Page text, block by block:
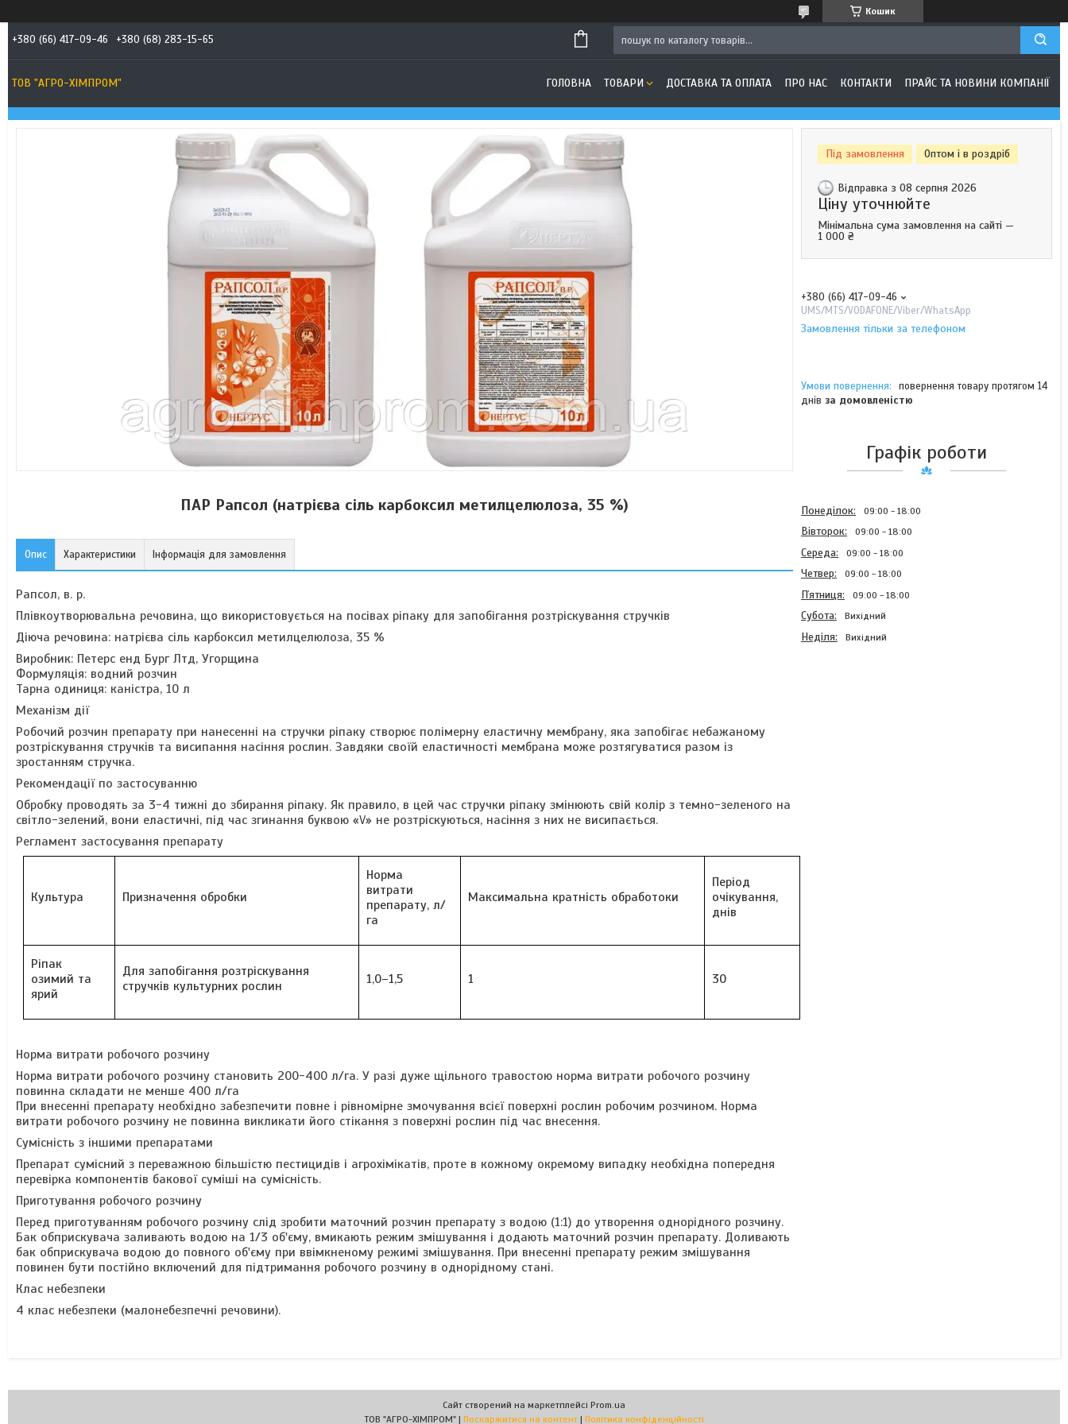
Кошик
+380 (66) 417-09-46 +380 (68) 283-15-65
ТОВ "АГРО-ХІМПРОМ" ГОЛОВНА ТОВАРИ ДОСТАВКА ТА ОПЛАТА ПРО НАС КОНТАКТИ ПРАЙС ТА НОВИНИ КОМПАНІЇ
ПАР Рапсол (натрієва сіль карбоксил метилцелюлоза, 35 %)
Опис Характеристики Інформація для замовлення
Рапсол, в. р.
Плівкоутворювальна речовина, що використовується на посівах ріпаку для запобігання розтріскування стручків
Діюча речовина: натрієва сіль карбоксил метилцелюлоза, 35 %
Виробник: Петерс енд Бург Лтд, Угорщина
Формуляція: водний розчин
Тарна одиниця: каністра, 10 л
Механізм дії
Робочий розчин препарату при нанесенні на стручки ріпаку створює полімерну еластичну мембрану, яка запобігає небажаному
розтріскування стручків та висипання насіння рослин. Завдяки своїй еластичності мембрана може розтягуватися разом із
зростанням стручка.
Рекомендації по застосуванню
Обробку проводять за 3-4 тижні до збирання ріпаку. Як правило, в цей час стручки ріпаку змінюють свій колір з темно-зеленого на
світло-зелений, вони еластичні, під час згинання буквою «V» не розтріскуються, насіння з них не висипається.
Регламент застосування препарату
Культура Призначення обробки
Норма
витрати
препарату, л/
га
Максимальна кратність обработоки
Період
очікування,
днів
Ріпак
озимий та
ярий
Для запобігання розтріскування
стручків культурних рослин
1,0–1,5 1 30
Норма витрати робочого розчину
Норма витрати робочого розчину становить 200-400 л/га. У разі дуже щільного травостою норма витрати робочого розчину
повинна складати не менше 400 л/га
При внесенні препарату необхідно забезпечити повне і рівномірне змочування всієї поверхні рослин робочим розчином. Норма
витрати робочого розчину не повинна викликати його стікання з поверхні рослин під час внесення.
Сумісність з іншими препаратами
Препарат сумісний з переважною більшістю пестицидів і агрохімікатів, проте в кожному окремому випадку необхідна попередня
перевірка компонентів бакової суміші на сумісність.
Приготування робочого розчину
Перед приготуванням робочого розчину слід зробити маточний розчин препарату з водою (1:1) до утворення однорідного розчину.
Бак обприскувача заливають водою на 1/3 об'єму, вмикають режим змішування і додають маточний розчин препарату. Доливають
бак обприскувача водою до повного об'єму при ввімкненому режимі змішування. При внесенні препарату режим змішування
повинен бути постійно включений для підтримання робочого розчину в однорідному стані.
Клас небезпеки
4 клас небезпеки (малонебезпечні речовини).
Під замовлення Оптом і в роздріб
Відправка з 08 серпня 2026
Ціну уточнюйте
Мінімальна сума замовлення на сайті —
1 000 ₴
+380 (66) 417-09-46
UMS/MTS/VODAFONE/Viber/WhatsApp
Замовлення тільки за телефоном
повернення товару протягом 14
днів за домовленістю
Графік роботи
Понеділок 09:00 18:00
Вівторок 09:00 18:00
Середа 09:00 18:00
Четвер 09:00 18:00
Пʼятниця 09:00 18:00
Субота Вихідний
Неділя Вихідний
Сайт створений на маркетплейсі Prom.ua
ТОВ "АГРО-ХІМПРОМ" | Поскаржитися на контент | Політика конфіденційності